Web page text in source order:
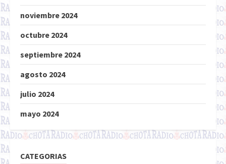
noviembre 2024
octubre 2024
septiembre 2024
agosto 2024
julio 2024
mayo 2024
CATEGORIAS